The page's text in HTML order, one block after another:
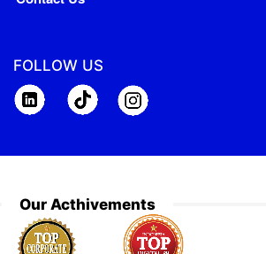
FOLLOW US
Our Acthivements